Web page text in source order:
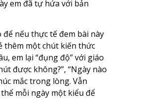
em đã tự hứa với bản
nếu thực tế đem bài này
thêm một chút kiến thức
em lại “đụng độ” với giáo
được không?”, “Ngày nào
mắc trong lòng. Vẫn
mỗi ngày một kiểu để